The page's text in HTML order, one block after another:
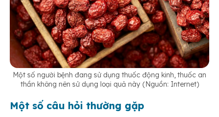
Một số người bệnh đang sử dụng thuốc động kinh, thuốc an
thần không nên sử dụng loại quả này (Nguồn: Internet)
Một số câu hỏi thường gặp